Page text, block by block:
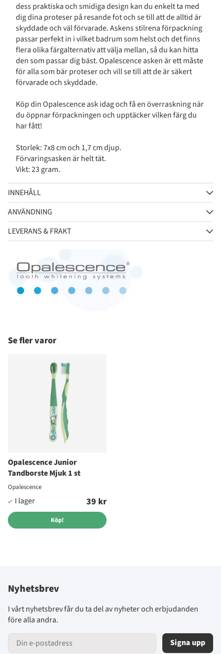
dess praktiska och smidiga design kan du enkelt ta med
dig dina proteser på resande fot och se till att de alltid är
skyddade och väl förvarade. Askens stilrena förpackning
passar perfekt in i vilket badrum som helst och det finns
flera olika färgalternativ att välja mellan, så du kan hitta
den som passar dig bäst. Opalescence asken är ett måste
för alla som bär proteser och vill se till att de är säkert
förvarade och skyddade.
Köp din Opalescence ask idag och få en överraskning när
du öppnar förpackningen och upptäcker vilken färg du
har fått!
Storlek: 7x8 cm och 1,7 cm djup.
Förvaringsasken är helt tät.
Vikt: 23 gram.
INNEHÅLL
ANVÄNDNING
LEVERANS & FRAKT
Se fler varor
Opalescence Junior
Tandborste Mjuk 1 st
Opalescence
39 kr
Köp!
Nyhetsbrev
I vårt nyhetsbrev får du ta del av nyheter och erbjudanden
före alla andra.
Signa upp